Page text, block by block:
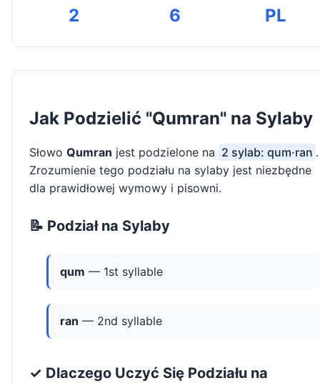
2 6 PL
Jak Podzielić "Qumran" na Sylaby
Słowo Qumran jest podzielone na 2 sylab: qum·ran .
Zrozumienie tego podziału na sylaby jest niezbędne
dla prawidłowej wymowy i pisowni.
📝 Podział na Sylaby
qum — 1st syllable
ran — 2nd syllable
✓ Dlaczego Uczyć Się Podziału na